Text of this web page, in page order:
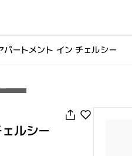
ートメント イン チェルシー
ルシー